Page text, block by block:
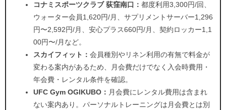
コナミスポーツクラブ 荻窪南口： 都度利用3,300円/回、
ウォーター会員1,620円/月、サプリメントサーバー1,296
円〜2,592円/月、安心プラス660円/月、契約ロッカー1,1
00円〜/月など。
スカイフィット： 会員種別やリネン利用の有無で料金が
変わる案内があるため、月会費だけでなく入会時費用・
年会費・レンタル条件を確認。
UFC Gym OGIKUBO： 月会費にレンタル費用は含まれ
ない案内あり。パーソナルトレーニングは月会費とは別